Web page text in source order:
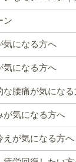
ン
気になる方へ
気になる方へ
な腰痛が気になる
が気になる方へ
えが気になる方へ